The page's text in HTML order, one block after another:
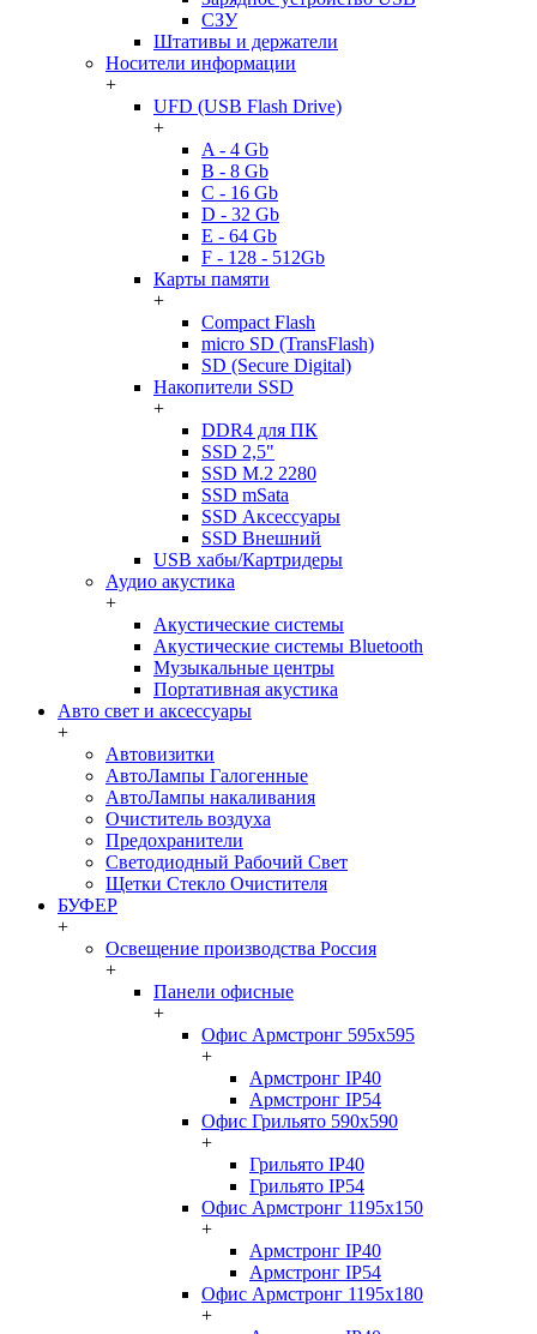
СЗУ
Штативы и держатели
Носители информации
+
UFD (USB Flash Drive)
+
A - 4 Gb
B - 8 Gb
C - 16 Gb
D - 32 Gb
E - 64 Gb
F - 128 - 512Gb
Карты памяти
+
Compact Flash
micro SD (TransFlash)
SD (Secure Digital)
Накопители SSD
+
DDR4 для ПК
SSD 2,5"
SSD M.2 2280
SSD mSata
SSD Аксессуары
SSD Внешний
USB хабы/Картридеры
Аудио акустика
+
Акустические системы
Акустические системы Bluetooth
Музыкальные центры
Портативная акустика
Авто свет и аксессуары
+
Автовизитки
АвтоЛампы Галогенные
АвтоЛампы накаливания
Очиститель воздуха
Предохранители
Светодиодный Рабочий Свет
Щетки Стекло Очистителя
БУФЕР
+
Освещение производства Россия
+
Панели офисные
+
Офис Армстронг 595x595
+
Армстронг IP40
Армстронг IP54
Офис Грильято 590x590
+
Грильято IP40
Грильято IP54
Офис Армстронг 1195x150
+
Армстронг IP40
Армстронг IP54
Офис Армстронг 1195x180
+